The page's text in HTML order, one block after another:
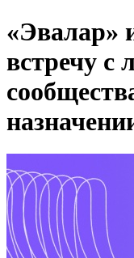
«Эвалар»
встречу с